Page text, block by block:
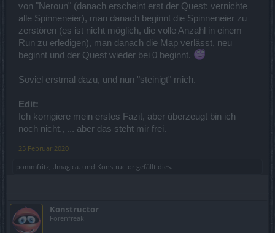
von "Neroun" (danach erscheint erst der Quest: vernichte
alle Spinneneier), man danach beginnt die Spinneneier zu
zerstören (es ist nicht möglich, die volle Anzahl in einem
Run zu erledigen), man danach die Map verlässt, neu
beginnt und der Quest wieder bei 0 beginnt.
Soviel erstmal dazu, und nun "steinigt" mich.
Edit:
Ich korrigiere mein erstes Fazit, aber überzeugt bin ich
noch nicht., ... aber das steht mir frei.
25 Februar 2020
pommfritz
.Imagica. und Konstructor gefällt dies.
Konstructor
Forenfreak